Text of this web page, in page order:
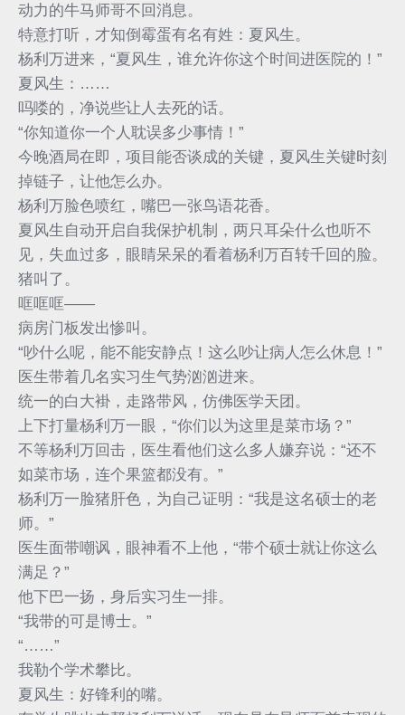
动力的牛马师哥不回消息。
特意打听，才知倒霉蛋有名有姓：夏风生。
杨利万进来，“夏风生，谁允许你这个时间进医院的！”
夏风生：……
吗喽的，净说些让人去死的话。
“你知道你一个人耽误多少事情！”
今晚酒局在即，项目能否谈成的关键，夏风生关键时刻
掉链子，让他怎么办。
杨利万脸色喷红，嘴巴一张鸟语花香。
夏风生自动开启自我保护机制，两只耳朵什么也听不
见，失血过多，眼睛呆呆的看着杨利万百转千回的脸。
猪叫了。
哐哐哐——
病房门板发出惨叫。
“吵什么呢，能不能安静点！这么吵让病人怎么休息！”
医生带着几名实习生气势汹汹进来。
统一的白大褂，走路带风，仿佛医学天团。
上下打量杨利万一眼，“你们以为这里是菜市场？”
不等杨利万回击，医生看他们这么多人嫌弃说：“还不
如菜市场，连个果篮都没有。”
杨利万一脸猪肝色，为自己证明：“我是这名硕士的老
师。”
医生面带嘲讽，眼神看不上他，“带个硕士就让你这么
满足？”
他下巴一扬，身后实习生一排。
“我带的可是博士。”
“……”
我勒个学术攀比。
夏风生：好锋利的嘴。